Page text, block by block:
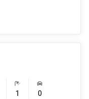
1 0